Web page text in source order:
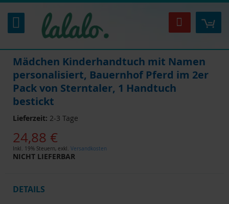
Inhalt
springen
Suche
Mädchen Kinderhandtuch mit Namen
personalisiert, Bauernhof Pferd im 2er
Pack von Sterntaler, 1 Handtuch
bestickt
Lieferzeit: 2-3 Tage
24,88 €
Inkl. 19% Steuern, exkl. Versandkosten
NICHT LIEFERBAR
DETAILS